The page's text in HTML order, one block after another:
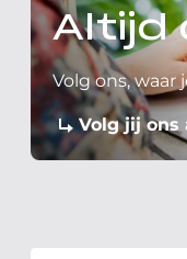
Altijd
Volg ons, waar
Volg jij ons